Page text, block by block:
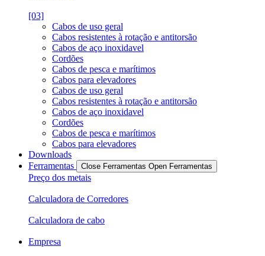
[03]
Cabos de uso geral
Cabos resistentes à rotação e antitorsão
Cabos de aço inoxidavel
Cordões
Cabos de pesca e marítimos
Cabos para elevadores
Cabos de uso geral
Cabos resistentes à rotação e antitorsão
Cabos de aço inoxidavel
Cordões
Cabos de pesca e marítimos
Cabos para elevadores
Downloads
Ferramentas
Close Ferramentas Open Ferramentas
Preço dos metais
Calculadora de Corredores
Calculadora de cabo
Empresa